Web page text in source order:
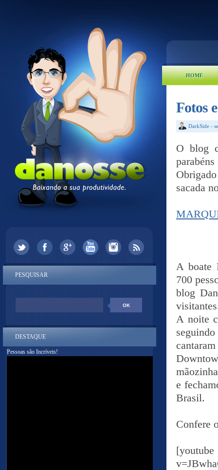
HOME
Fotos
DarkSide -
O blog
sacada
A boate
700
blog
A noite
e
Brasil.
Confere
PESQUISAR
DESTAQUE
Pessoas são Incríveis!